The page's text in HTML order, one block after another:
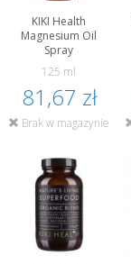
KIKI Health
Magnesium Oil
Spray
125 ml
81,67 zł
Brak w magazynie